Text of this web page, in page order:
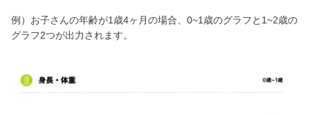
例）お子さんの年齢が1歳4ヶ月の場合、0~1歳のグラフと1~2歳の
グラフ2つが出力されます。